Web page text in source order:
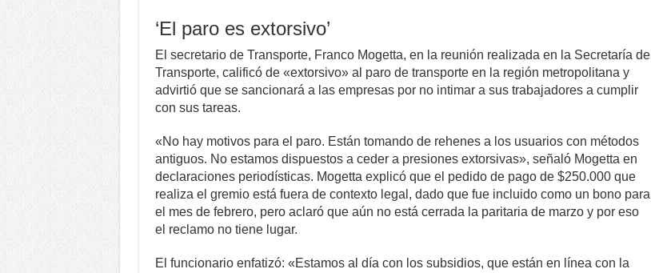
‘El paro es extorsivo’
El secretario de Transporte, Franco Mogetta, en la reunión realizada en la Secretaría de
Transporte, calificó de «extorsivo» al paro de transporte en la región metropolitana y
advirtió que se sancionará a las empresas por no intimar a sus trabajadores a cumplir
con sus tareas.
«No hay motivos para el paro. Están tomando de rehenes a los usuarios con métodos
antiguos. No estamos dispuestos a ceder a presiones extorsivas», señaló Mogetta en
declaraciones periodísticas. Mogetta explicó que el pedido de pago de $250.000 que
realiza el gremio está fuera de contexto legal, dado que fue incluido como un bono para
el mes de febrero, pero aclaró que aún no está cerrada la paritaria de marzo y por eso
el reclamo no tiene lugar.
El funcionario enfatizó: «Estamos al día con los subsidios, que están en línea con la